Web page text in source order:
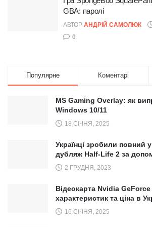
GBA: паролі
АВТОР АНДРІЙ САМОЛЮК
0
Популярне Коментарі
MS Gaming Overlay: як
Windows 10/11
18 СІЧНЯ, 2025
Українці зробили повний
дубляж Half-Life 2 за
2 ГРУДНЯ, 2023
Відеокарта Nvidia
характеристик та ціна в
16 СІЧНЯ, 2025